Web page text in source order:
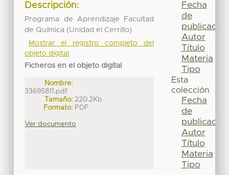
Descripción:
Programa de Aprendizaje Facultad
de Química (Unidad el Cerrillo)
Mostrar el registro completo del
objeto digital
Ficheros en el objeto digital
Nombre:
33695811.pdf
Tamaño: 220.2Kb
Formato: PDF
Ver documento
Fecha
de
publicación
Autor
Título
Materia
Tipo
Esta
colección
Fecha
de
publicación
Autor
Título
Materia
Tipo